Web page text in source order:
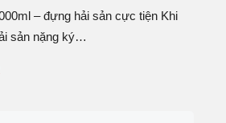
– đựng hải sản cực tiện Khi
sản nặng ký…